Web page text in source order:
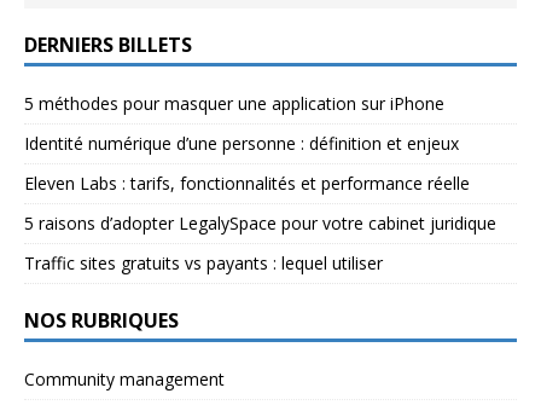
DERNIERS BILLETS
5 méthodes pour masquer une application sur iPhone
Identité numérique d’une personne : définition et enjeux
Eleven Labs : tarifs, fonctionnalités et performance réelle
5 raisons d’adopter LegalySpace pour votre cabinet juridique
Traffic sites gratuits vs payants : lequel utiliser
NOS RUBRIQUES
Community management